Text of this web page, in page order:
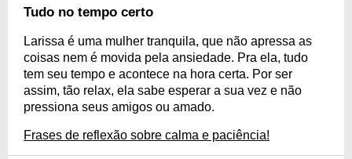
Tudo no tempo certo
Larissa é uma mulher tranquila, que não apressa as
coisas nem é movida pela ansiedade. Pra ela, tudo
tem seu tempo e acontece na hora certa. Por ser
assim, tão relax, ela sabe esperar a sua vez e não
pressiona seus amigos ou amado.
Frases de reflexão sobre calma e paciência!